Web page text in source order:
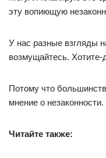
эту вопиющую
У нас разные взгляды
возмущайтесь. Хотите-
Потому что
мнение о незаконности.
Читайте также: